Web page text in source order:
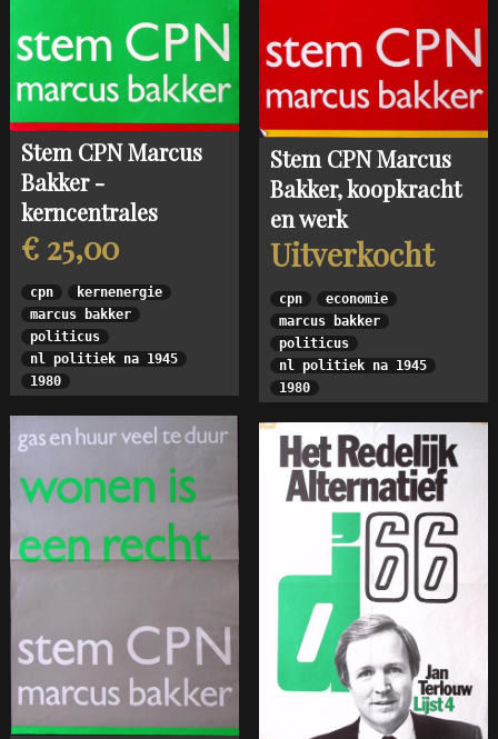
Stem CPN Marcus
Bakker -
kerncentrales
€ 25,00
cpn
kernenergie
marcus bakker
politicus
nl politiek na 1945
1980
Stem CPN Marcus
Bakker, koopkracht
en werk
Uitverkocht
cpn
economie
marcus bakker
politicus
nl politiek na 1945
1980